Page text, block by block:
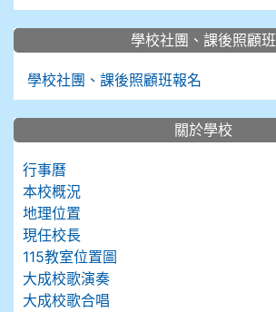
學校社團、課後照顧班
學校社團、課後照顧班報名
關於學校
行事曆
本校概況
地理位置
現任校長
115教室位置圖
大成校歌演奏
大成校歌合唱